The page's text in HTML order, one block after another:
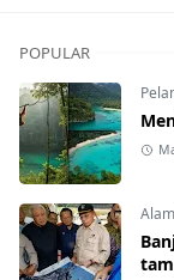
POPULAR